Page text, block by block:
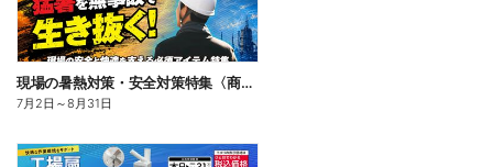
現場の暑熱対策・安全対策特集〈商品一例〉
7月2日 ～8月31日